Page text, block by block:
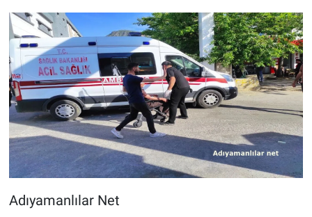
Adıyamanlılar Net